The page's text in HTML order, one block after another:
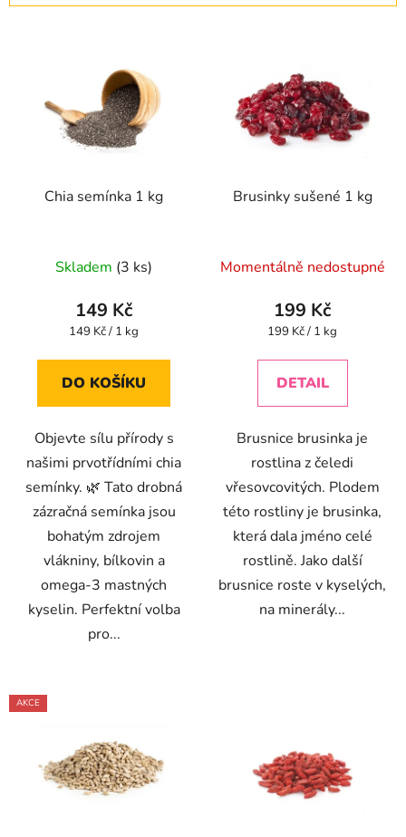
Chia semínka 1 kg
hodnocení
produktu
je
z
Skladem (3 ks)
149 Kč
Měrná
149 Kč / 1 kg
DO KOŠÍKU
Objevte sílu přírody s
našimi prvotřídními chia
semínky. 🌿 Tato drobná
zázračná semínka jsou
bohatým zdrojem
vlákniny, bílkovin a
omega-3 mastných
kyselin. Perfektní volba
pro...
Brusinky sušené 1 kg
hodnocení
produktu
je
z
Momentálně nedostupné
199 Kč
Měrná
199 Kč / 1 kg
DETAIL
Brusnice brusinka je
rostlina z čeledi
vřesovcovitých. Plodem
této rostliny je brusinka,
která dala jméno celé
rostlině. Jako další
brusnice roste v kyselých,
na minerály...
AKCE